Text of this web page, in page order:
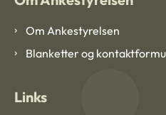
Om Ankestyrelsen
Blanketter og
Links